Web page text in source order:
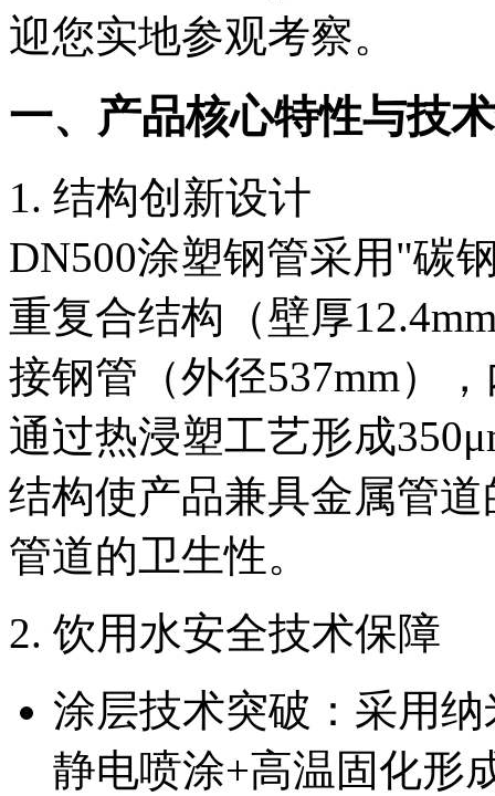
迎您实地参观考察。
一、产品核心特性与技
1. 结构创新设计
DN500涂塑钢管采用"碳
重复合结构（壁厚
接钢管（外径537mm）
通过热浸塑工艺形成
结构使产品兼具金属管
管道的卫生性。
2. 饮用水安全技术保障
涂层技术突破：采用
静电喷涂+高温固化形